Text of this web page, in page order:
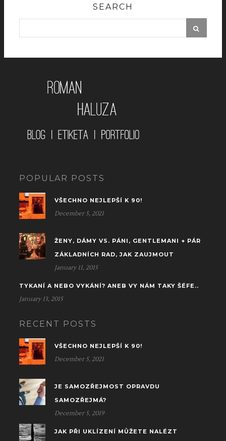
SEARCH
POPULAR POSTS
VŠECHNO NEJLEPŠÍ K 90!
December 5, 2021
ŽENY, DÁMY VS. PÁNI, GENTLEMANI + PÁR
ZÁKLADNÍCH RAD, JAK ZAUJMOUT
January 11, 2015
TYKANÍ A NEBO VYKÁNÍ? ANEB VY NÁM TAKY ŠÉFE..
January 13, 2015
RECENT POSTS
VŠECHNO NEJLEPŠÍ K 90!
December 5, 2021
JE SAMOZŘEJMOST OPRAVDU
SAMOZŘEJMÁ?
December 5, 2019
JAK PŘI UKLÍZENÍ MŮŽETE NALÉZT